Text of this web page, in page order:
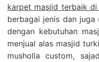
karpet masjid terbaik di
berbagai jenis dan juga
dengan kebutuhan
menjual alas masjid
musholla custom,